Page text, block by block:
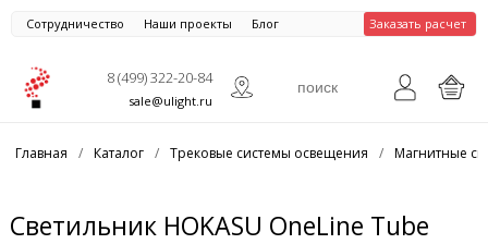
Сотрудничество Наши проекты Блог Заказать расчет
8 (499) 322-20-84
sale@ulight.ru
Главная / Каталог / Трековые системы освещения / Магнитные
Светильник HOKASU OneLine Tube